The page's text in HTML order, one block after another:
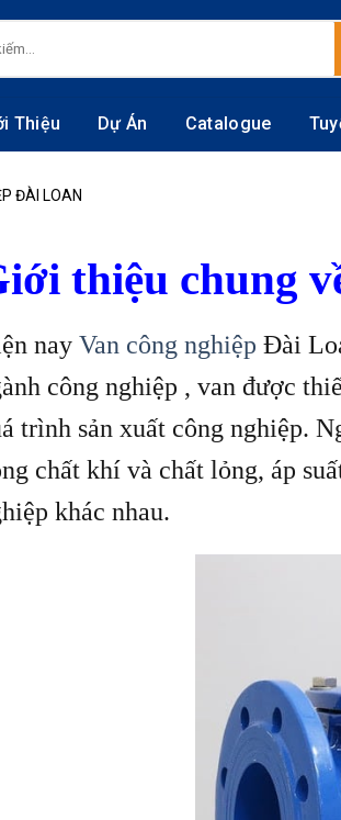
Thiệu Dự Án Catalogue
ĐÀI LOAN
thiệu chung
nay Van công nghiệp Đài
công nghiệp , van được
trình sản xuất công nghiệp.
chất khí và chất lỏng, áp
khác nhau.